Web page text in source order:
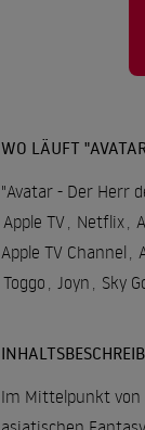
WO LÄUFT
"Avatar - Der Herr
Apple TV, Netflix,
Apple TV Channel ,
Toggo , Joyn , Sky
Im Mittelpunkt von